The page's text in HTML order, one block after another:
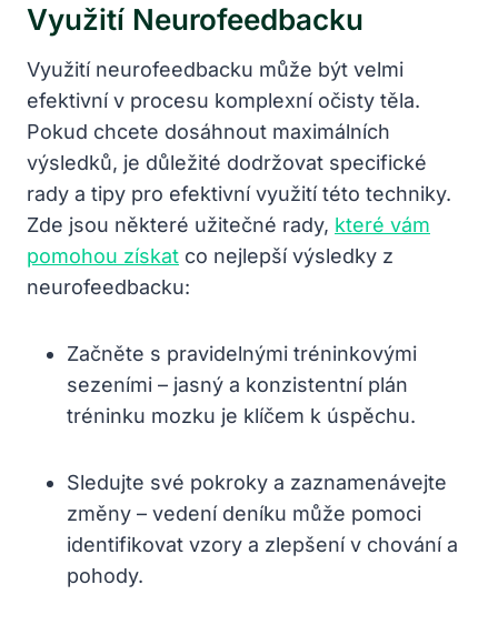
⁢využití Neurofeedbacku
Využití⁤ neurofeedbacku může být velmi ​
efektivní⁣ v procesu komplexní očisty těla.
⁣Pokud‌ chcete dosáhnout​ maximálních
výsledků, je důležité⁣ dodržovat specifické
rady a tipy pro efektivní využití této techniky.
Zde jsou některé užitečné rady, které vám
pomohou získat co nejlepší výsledky z
neurofeedbacku:
Začněte s pravidelnými tréninkovými
sezeními – ⁢jasný a konzistentní ‍plán
tréninku mozku je klíčem ‍k úspěchu.
Sledujte⁤ své pokroky a zaznamenávejte
změny‌ – vedení deníku může pomoci
identifikovat vzory a zlepšení v ‌chování⁤ a​
pohody.